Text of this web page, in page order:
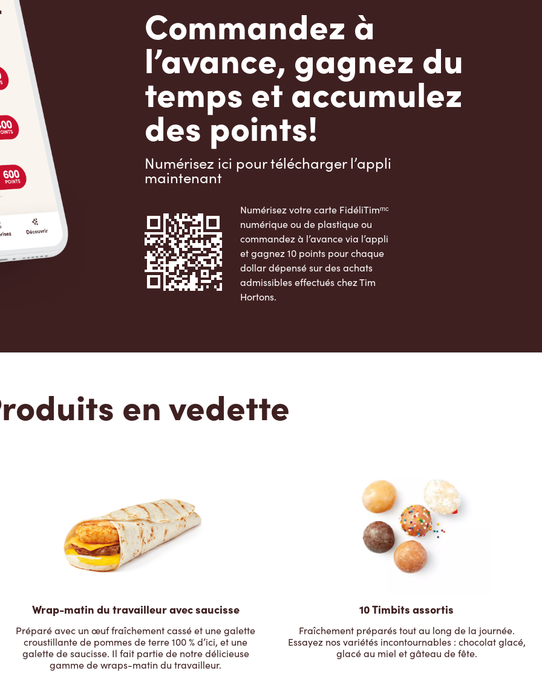
Commandez à
l’avance, gagnez du
temps et accumulez
des points!
Numérisez ici pour télécharger l’appli
maintenant
Numérisez votre carte FidéliTimᵐᶜ
numérique ou de plastique ou
commandez à l’avance via l’appli
et gagnez 10 points pour chaque
dollar dépensé sur des achats
admissibles effectués chez Tim
Hortons.
en vedette
Wrap-matin du travailleur avec saucisse
Préparé avec un œuf fraîchement cassé et une galette
croustillante de pommes de terre 100 % d’ici, et une
galette de saucisse. Il fait partie de notre délicieuse
gamme de wraps-matin du travailleur.
10 Timbits assortis
Fraîchement préparés tout au long de la journée.
Essayez nos variétés incontournables : chocolat glacé,
glacé au miel et gâteau de fête.